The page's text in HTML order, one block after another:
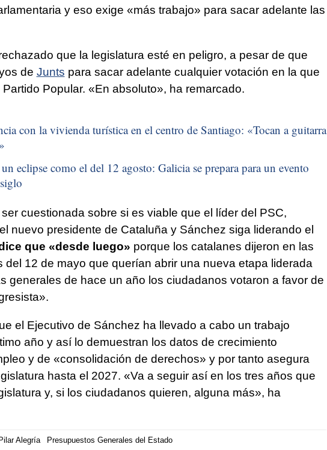
y eso exige «más trabajo» para sacar adelante las
que la legislatura esté en peligro, a pesar de que
de Junts para sacar adelante cualquier votación en la que
Popular. «En absoluto», ha remarcado.
con la vivienda turística en el centro de Santiago: «Tocan a guitarra
eclipse como el del 12 agosto: Galicia se prepara para un evento
cuestionada sobre si es viable que el líder del PSC,
nuevo presidente de Cataluña y Sánchez siga liderando el
que «desde luego» porque los catalanes dijeron en las
del 12 de mayo que querían abrir una nueva etapa liderada
generales de hace un año los ciudadanos votaron a favor de
el Ejecutivo de Sánchez ha llevado a cabo un trabajo
año y así lo demuestran los datos de crecimiento
y de «consolidación de derechos» y por tanto asegura
hasta el 2027. «Va a seguir así en los tres años que
y, si los ciudadanos quieren, alguna más», ha
Pilar Alegría Presupuestos Generales del Estado